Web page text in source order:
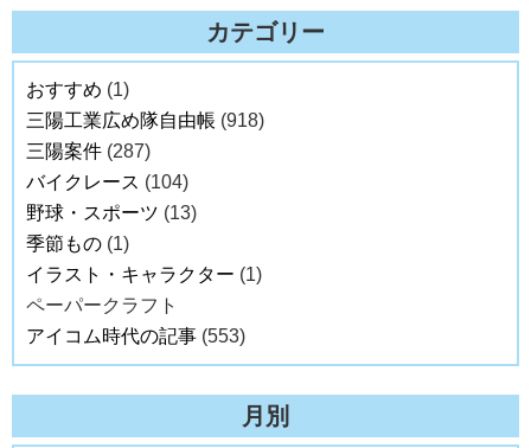
カテゴリー
おすすめ (1)
三陽工業広め隊自由帳 (918)
三陽案件 (287)
バイクレース (104)
野球・スポーツ (13)
季節もの (1)
イラスト・キャラクター (1)
ペーパークラフト
アイコム時代の記事 (553)
月別